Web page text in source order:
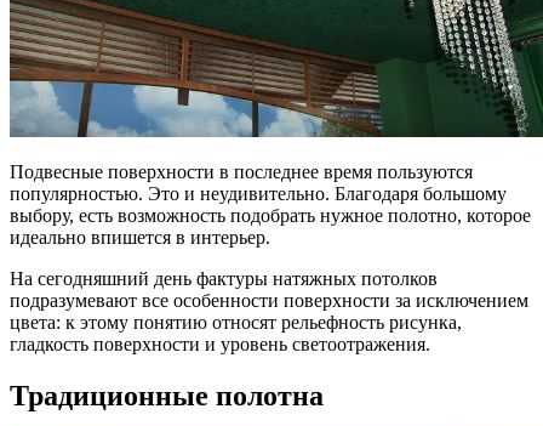
Подвесные поверхности в последнее время пользуются
популярностью. Это и неудивительно. Благодаря большому
выбору, есть возможность подобрать нужное полотно, которое
идеально впишется в интерьер.
На сегодняшний день фактуры натяжных потолков
подразумевают все особенности поверхности за исключением
цвета: к этому понятию относят рельефность рисунка,
гладкость поверхности и уровень светоотражения.
Традиционные полотна